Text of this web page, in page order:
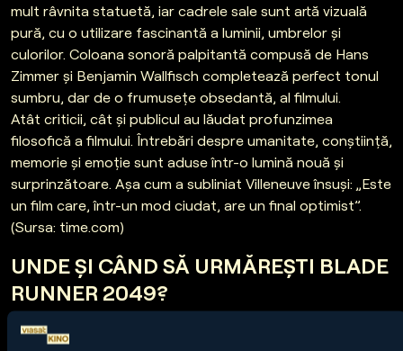
mult râvnita statuetă, iar cadrele sale sunt artă vizuală
pură, cu o utilizare fascinantă a luminii, umbrelor și
culorilor. Coloana sonoră palpitantă compusă de Hans
Zimmer și Benjamin Wallfisch completează perfect tonul
sumbru, dar de o frumusețe obsedantă, al filmului.
Atât criticii, cât și publicul au lăudat profunzimea
filosofică a filmului. Întrebări despre umanitate, conștiință,
memorie și emoție sunt aduse într-o lumină nouă și
surprinzătoare. Așa cum a subliniat Villeneuve însuși: „Este
un film care, într-un mod ciudat, are un final optimist”.
(Sursa: time.com)
UNDE ȘI CÂND SĂ URMĂREȘTI BLADE
RUNNER 2049?